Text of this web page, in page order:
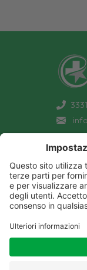
PRIVACY POLICY
COOKIE POLICY
SPEDIZIONI
COUPON E
PATOLOGIE: